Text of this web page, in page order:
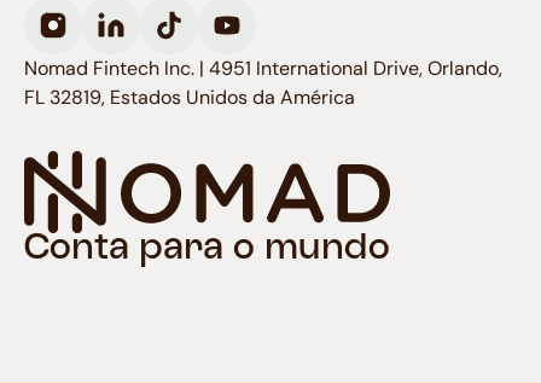
Conta para o mundo
Nomad Fintech Inc. | 4951 International Drive, Orlando,
FL 32819, Estados Unidos da América